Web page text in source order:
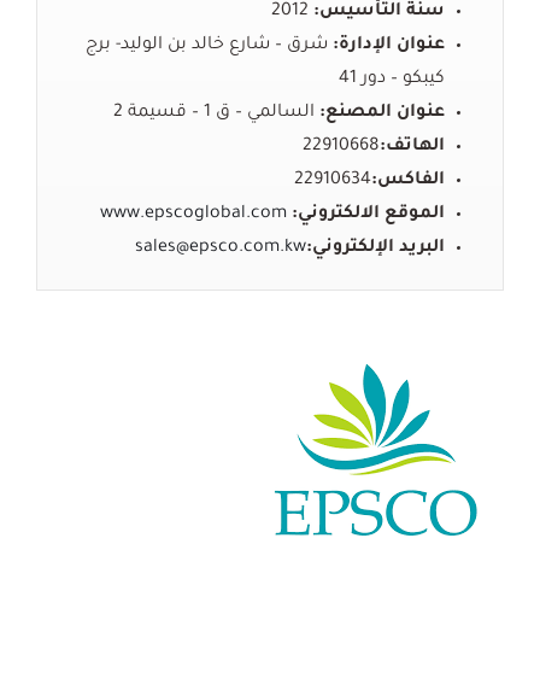
سنة التأسيس: 2012
عنوان الإدارة: شرق – شارع خالد بن الوليد- برج
كيبكو – دور41
عنوان المصنع: السالمي – ق قسيمة2
الهاتف:22910668
الفاكس:22910634
الموقع الالكتروني: www.epscoglobal.com
البريد الإلكتروني:
sales@epsco.com.kw